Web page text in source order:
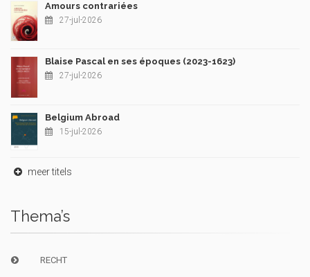
Amours contrariées
27-jul-2026
Blaise Pascal en ses époques (2023-1623)
27-jul-2026
Belgium Abroad
15-jul-2026
meer titels
Thema’s
RECHT